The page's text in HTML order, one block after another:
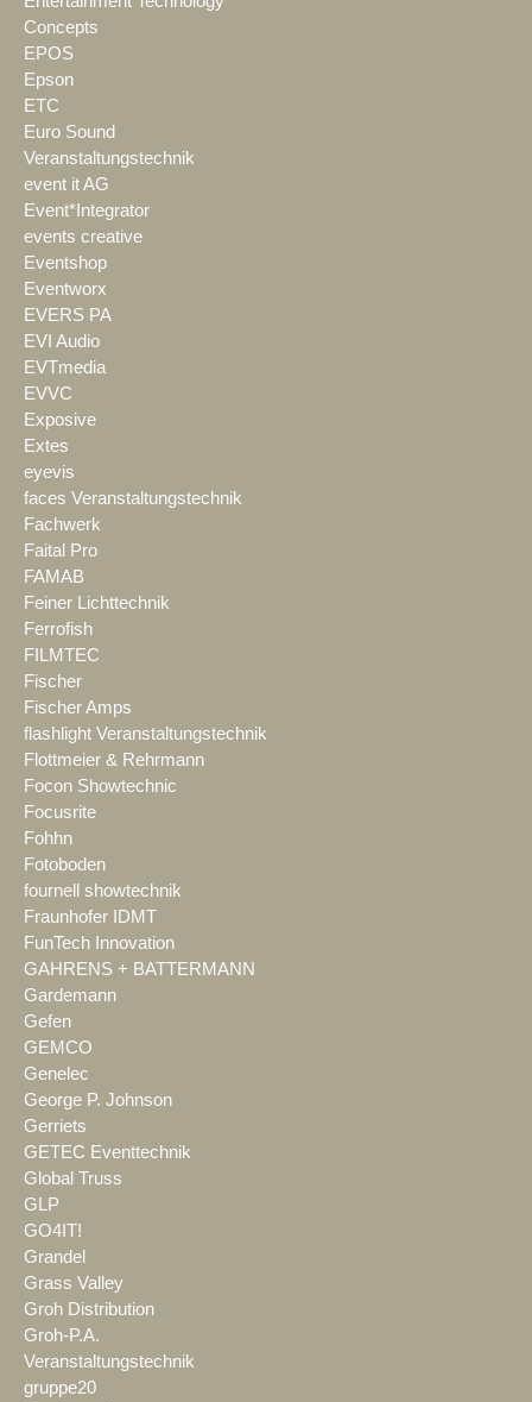
Concepts
EPOS
Epson
ETC
Euro Sound
Veranstaltungstechnik
event it AG
Event*Integrator
events creative
Eventshop
Eventworx
EVERS PA
EVI Audio
EVTmedia
EVVC
Exposive
Extes
eyevis
faces Veranstaltungstechnik
Fachwerk
Faital Pro
FAMAB
Feiner Lichttechnik
Ferrofish
FILMTEC
Fischer
Fischer Amps
flashlight Veranstaltungstechnik
Flottmeier & Rehrmann
Focon Showtechnic
Focusrite
Fohhn
Fotoboden
fournell showtechnik
Fraunhofer IDMT
FunTech Innovation
GAHRENS + BATTERMANN
Gardemann
Gefen
GEMCO
Genelec
George P. Johnson
Gerriets
GETEC Eventtechnik
Global Truss
GLP
GO4IT!
Grandel
Grass Valley
Groh Distribution
Groh-P.A.
Veranstaltungstechnik
gruppe20